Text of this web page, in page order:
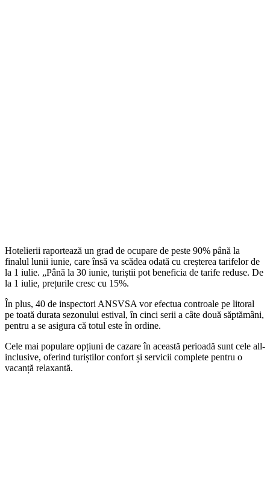
Hotelierii raportează un grad de ocupare de peste 90% până la
finalul lunii iunie, care însă va scădea odată cu creșterea tarifelor de
la 1 iulie. „Până la 30 iunie, turiștii pot beneficia de tarife reduse. De
la 1 iulie, prețurile cresc cu 15%.
În plus, 40 de inspectori ANSVSA vor efectua controale pe litoral
pe toată durata sezonului estival, în cinci serii a câte două săptămâni,
pentru a se asigura că totul este în ordine.
Cele mai populare opțiuni de cazare în această perioadă sunt cele all-
inclusive, oferind turiștilor confort și servicii complete pentru o
vacanță relaxantă.